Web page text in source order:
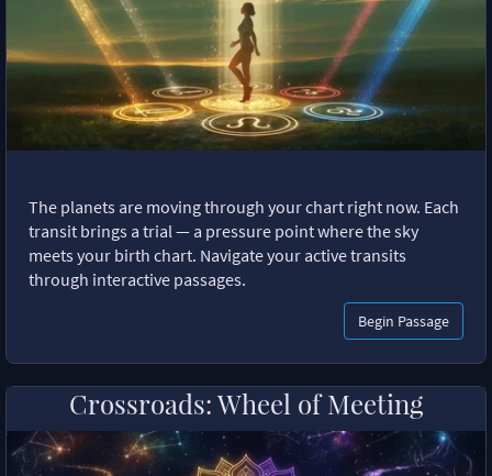
The planets are moving through your chart right now. Each
transit brings a trial — a pressure point where the sky
meets your birth chart. Navigate your active transits
through interactive passages.
Begin Passage
Crossroads: Wheel of Meeting